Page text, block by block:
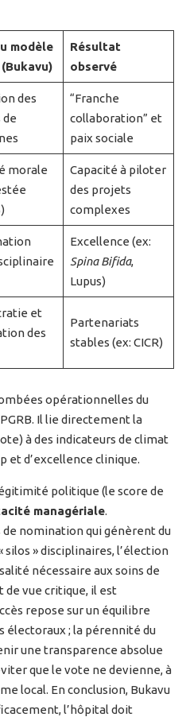
modèle
Résultat
observé
des
“Franche
collaboration” et
paix sociale
morale
Capacité à piloter
des projets
complexes
Excellence (ex:
Spina Bifida,
Lupus)
et
des
Partenariats
stables (ex: CICR)
opérationnelles du
Il lie directement la
à des indicateurs de climat
et d’excellence clinique.
politique (le score de
managériale.
nomination qui génèrent du
» disciplinaires, l’élection
nécessaire aux soins de
de vue critique, il est
repose sur un équilibre
électoraux ; la pérennité du
une transparence absolue
que le vote ne devienne, à
local. En conclusion, Bukavu
l’hôpital doit